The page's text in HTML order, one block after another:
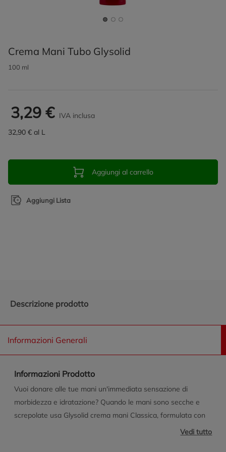
Crema Mani Tubo Glysolid
100 ml
3,29 € IVA inclusa
32,90 € al L
Aggiungi al carrello
Aggiungi Lista
Descrizione prodotto
Informazioni Generali
Informazioni Prodotto
Vuoi donare alle tue mani un'immediata sensazione di
morbidezza e idratazione? Quando le mani sono secche e
screpolate usa Glysolid crema mani Classica, formulata con
oli emollienti e il 38% di glicerina, aiuta a rigenerare la tua
Vedi tutto